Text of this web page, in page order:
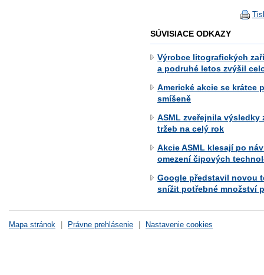
SÚVISIACE ODKAZY
Výrobce litografických
a podruhé letos zvýšil
Americké akcie se krátce
smíšeně
ASML zveřejnila výsledky
tržeb na celý rok
Akcie ASML klesají po
omezení čipových
Google představil novou
snížit potřebné množství
Mapa stránok | Právne prehlásenie | Nastavenie cookies